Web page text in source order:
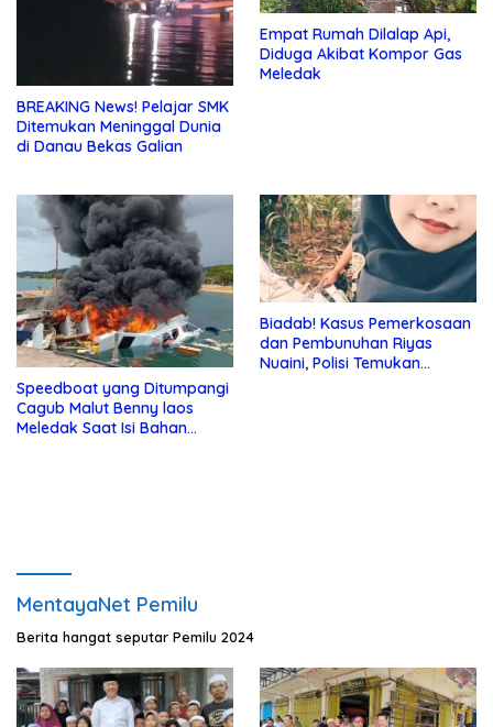
BREAKING News! Pelajar SMK
Ditemukan Meninggal Dunia
di Danau Bekas Galian
Empat Rumah Dilalap Api,
Diduga Akibat Kompor Gas
Meledak
Speedboat yang Ditumpangi
Cagub Malut Benny laos
Meledak Saat Isi Bahan
Biadab! Kasus Pemerkosaan
dan Pembunuhan Riyas
Nuaini, Polisi Temukan
MentayaNet Pemilu
Berita hangat seputar Pemilu 2024